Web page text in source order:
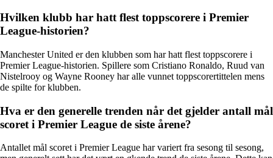
Hvilken klubb har hatt flest toppscorere i Premier
League-historien?
Manchester United er den klubben som har hatt flest toppscorere i
Premier League-historien. Spillere som Cristiano Ronaldo, Ruud van
Nistelrooy og Wayne Rooney har alle vunnet toppscorertittelen mens
de spilte for klubben.
Hva er den generelle trenden når det gjelder antall mål
scoret i Premier League de siste årene?
Antallet mål scoret i Premier League har variert fra sesong til sesong,